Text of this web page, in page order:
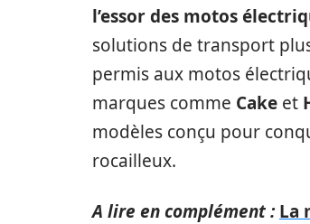
l’essor des motos
solutions de transport
permis aux motos
marques comme Cake et
modèles conçu pour
rocailleux.
A lire en complément : La